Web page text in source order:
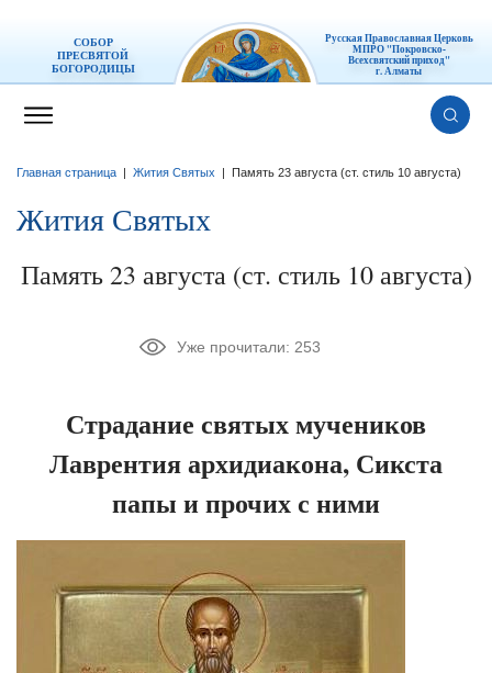
СОБОР
ПРЕСВЯТОЙ
БОГОРОДИЦЫ
Русская Православная Церковь
МПРО "Покровско-
Всехсвятский приход"
г. Алматы
Главная страница Жития Святых Память 23 августа (ст. стиль 10 августа)
Жития Святых
Память 23 августа (ст. стиль 10 августа)
Уже прочитали: 253
Страдание святых мучеников
Лаврентия архидиакона, Сикста
папы и прочих с ними